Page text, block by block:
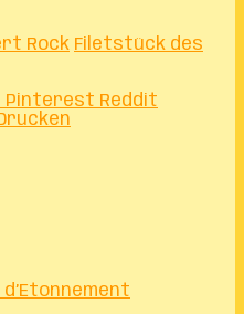
Rock Filetstück des
Pinterest Reddit
d’Etonnement